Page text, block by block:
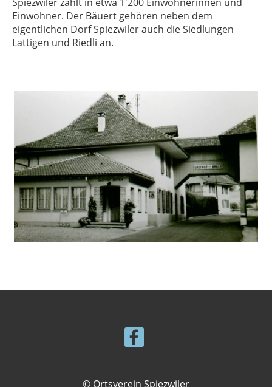
Einwohner. Der Bäuert gehören neben dem
eigentlichen DorfSpiezwilerauch die Siedlungen
Lattigen und Riedli an.
© Ortsverein Spiezwiler